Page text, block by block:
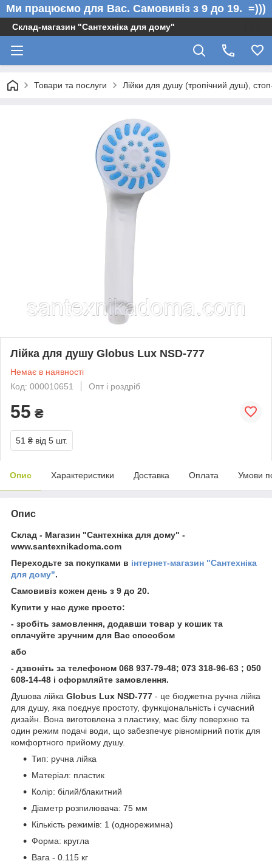
Ми працюємо для Вас. Самовивіз з 9 до 19. =)))
Склад-магазин "Сантехніка для дому"
Товари та послуги Лійки для душу (тропічний душ),
Лійка для душу Globus Lux NSD-777
Немає в наявності
Код: 000010651
Опт і роздріб
55 ₴
51 ₴ від 5 шт.
Опис Характеристики Доставка Оплата Умови
Опис
Склад - Магазин "Сантехніка для дому" -
www.santexnikadoma.com
Переходьте за покупками в інтернет-магазин "Сантехніка
для дому".
Самовивіз кожен день з 9 до 20.
Купити у нас дуже просто:
- зробіть замовлення, додавши товар у кошик та
сплачуйте зручним для Вас способом
або
- дзвоніть за телефоном 068 937-79-48; 073 318-96-63 ; 050
608-14-48 і оформляйте замовлення.
Душова лійка Globus Lux NSD-777 - це бюджетна ручна лійка
для душу, яка поєднує простоту, функціональність і сучасний
дизайн. Вона виготовлена з пластику, має білу поверхню та
один режим подачі води, що забезпечує рівномірний потік для
комфортного прийому душу.
Тип: ручна лійка
Матеріал: пластик
Колір: білий/блакитний
Діаметр розпилювача: 75 мм
Кількість режимів: 1 (однорежимна)
Форма: кругла
Вага - 0.115 кг